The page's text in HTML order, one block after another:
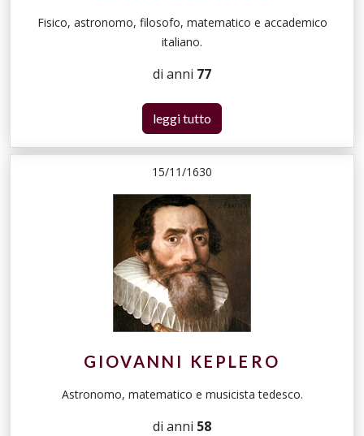
Fisico, astronomo, filosofo, matematico e accademico
italiano.
di anni 77
leggi tutto
15/11/1630
GIOVANNI KEPLERO
Astronomo, matematico e musicista tedesco.
di anni 58